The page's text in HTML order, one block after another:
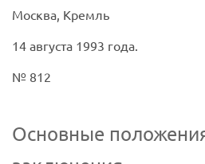
Москва, Кремль
14 августа 1993 года.
№ 812
Основные